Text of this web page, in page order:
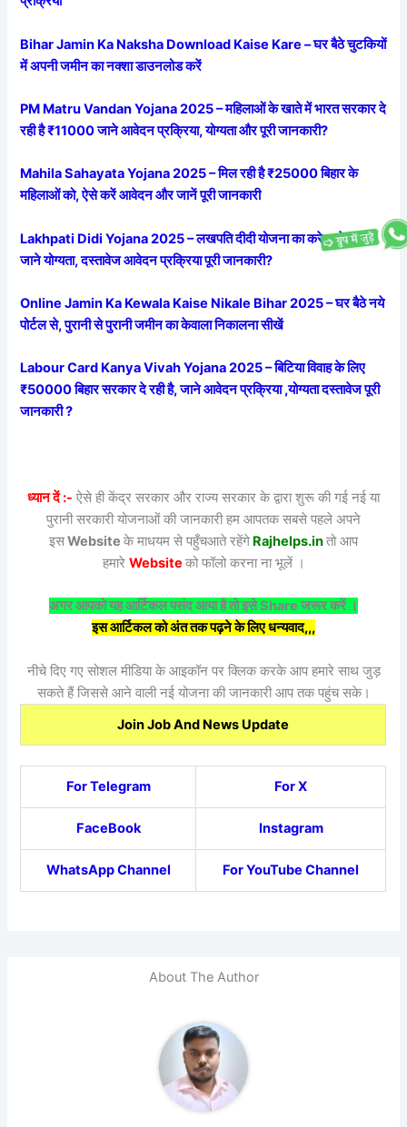
Bihar Jamin Ka Naksha Download Kaise Kare – घर बैठे चुटकियों
में अपनी जमीन का नक्शा डाउनलोड करें
PM Matru Vandan Yojana 2025 – महिलाओं के खाते में भारत सरकार दे
रही है ₹11000 जाने आवेदन प्रक्रिया, योग्यता और पूरी जानकारी?
Mahila Sahayata Yojana 2025 – मिल रही है ₹25000 बिहार के
महिलाओं को, ऐसे करें आवेदन और जानें पूरी जानकारी
Lakhpati Didi Yojana 2025 – लखपति दीदी योजना का करे आवेदन,
जाने योग्यता, दस्तावेज आवेदन प्रक्रिया पूरी जानकारी?
Online Jamin Ka Kewala Kaise Nikale Bihar 2025 – घर बैठे नये
पोर्टल से, पुरानी से पुरानी जमीन का केवाला निकालना सीखें
Labour Card Kanya Vivah Yojana 2025 – बिटिया विवाह के लिए
₹50000 बिहार सरकार दे रही है, जाने आवेदन प्रक्रिया ,योग्यता दस्तावेज पूरी
जानकारी ?
ध्यान दें :- ऐसे ही केंद्र सरकार और राज्य सरकार के द्वारा शुरू की गई नई या
पुरानी सरकारी योजनाओं की जानकारी हम आपतक सबसे पहले अपने
इसWebsite के माधयम से पहुँचआते रहेंगे Rajhelps.inतो आप
हमारे Website को फॉलो करना ना भूलें ।
अगर आपको यह आर्टिकल पसंद आया है तो इसे Share जरूर करें ।
इस आर्टिकल को अंत तक पढ़ने के लिए धन्यवाद,,,
नीचे दिए गए सोशल मीडिया के आइकॉन पर क्लिक करके आप हमारे साथ जुड़
सकते हैं जिससे आने वाली नई योजना की जानकारी आप तक पहुंच सके।
Join Job And News Update
For Telegram For X
FaceBook Instagram
WhatsApp Channel For YouTube Channel
About The Author